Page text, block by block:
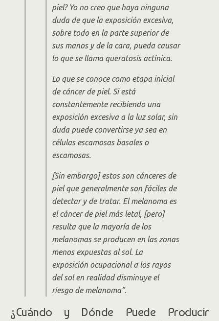
piel? Yo no creo que haya ninguna
duda de que la exposición excesiva,
sobre todo en la parte superior de
sus manos y de la cara, pueda causar
lo que se llama queratosis actínica.
Lo que se conoce como etapa inicial
de cáncer de piel. Si está
constantemente recibiendo una
exposición excesiva a la luz solar, sin
duda puede convertirse ya sea en
células escamosas basales o
escamosas.
[Sin embargo] estos son cánceres de
piel que generalmente son fáciles de
detectar y de tratar. El melanoma es
el cáncer de piel más letal, [pero]
resulta que la mayoría de los
melanomas se producen en las zonas
menos expuestas al sol. La
exposición ocupacional a los rayos
del sol en realidad disminuye el
riesgo de melanoma”.
¿Cuándo y Dónde Puede Producir